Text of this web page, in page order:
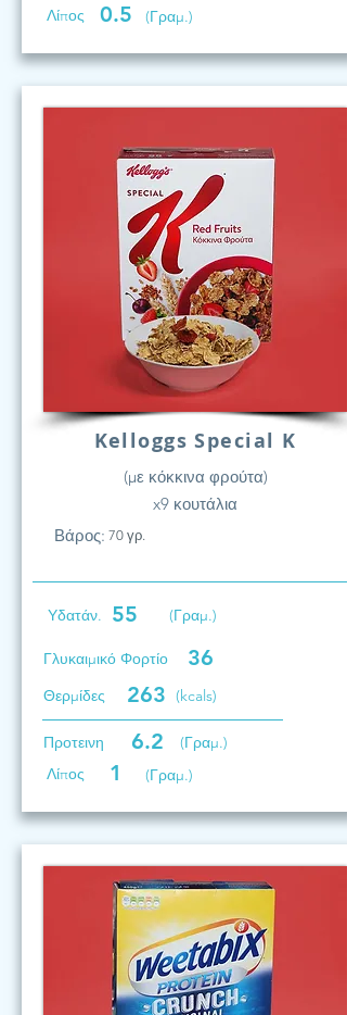
Λίπος
0.5 (Γραμ.)
Kelloggs Special K
(με κόκκινα φρούτα)
x9 κουτάλια
Βάρος: 70 γρ.
Υδατάν. 55 (Γραμ.)
Γλυκαιμικό Φορτίο 36
Θερμίδες 263 (kcals)
Προτεινη 6.2
(Γραμ.)
Λίπος
1 (Γραμ.)